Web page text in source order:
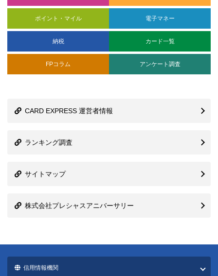
ポイント・マイル 電子マネー
納税 カード一覧
FPコラム アンケート調査
CARD EXPRESS 運営者情報
ランキング調査
サイトマップ
株式会社プレシャスアニバーサリー
信用情報機関